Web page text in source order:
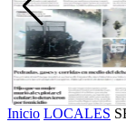
Inicio LOCALES